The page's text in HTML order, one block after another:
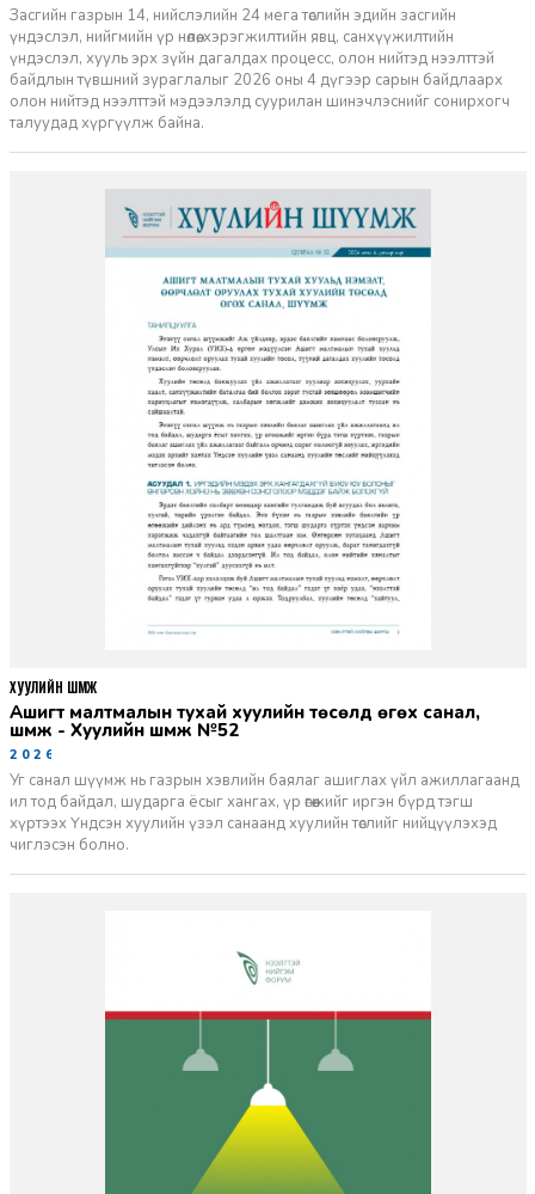
Засгийн газрын 14, нийслэлийн 24 мега төслийн эдийн засгийн
үндэслэл, нийгмийн үр нөлөө, хэрэгжилтийн явц, санхүүжилтийн
үндэслэл, хууль эрх зүйн дагалдах процесс, олон нийтэд нээлттэй
байдлын түвшний зураглалыг 2026 оны 4 дүгээр сарын байдлаарх
олон нийтэд нээлттэй мэдээлэлд суурилан шинэчлэснийг сонирхогч
талуудад хүргүүлж байна.
Ашигт малтмалын тухай хуулийн төсөлд өгөх санал,
шүүмж - Хуулийн шүүмж №52
2026-06-29
Уг санал шүүмж нь газрын хэвлийн баялаг ашиглах үйл ажиллагаанд
ил тод байдал, шударга ёсыг хангах, үр өгөөжийг иргэн бүрд тэгш
хүртээх Үндсэн хуулийн үзэл санаанд хуулийн төслийг нийцүүлэхэд
чиглэсэн болно.
ХУУЛИЙН ШҮҮМЖ